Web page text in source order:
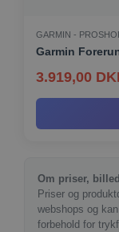
GARMIN -
Garmin
3.919,00
Om priser,
Priser og
webshops og
forbehold for